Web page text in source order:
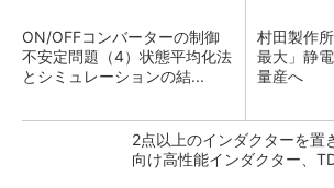
ON/OFFコンバーターの制御
不安定問題（4）状態平均化法
とシミュレーションの結...
村田製作
最大」静
量産へ
2点以上のインダクターを
向け高性能インダクター、